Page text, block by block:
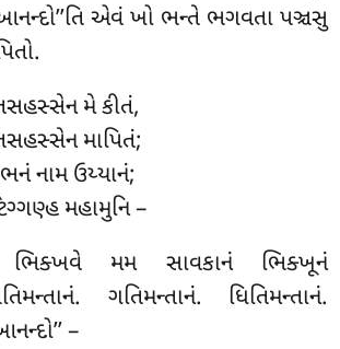
આનન્દો’’તિ એવં ખો ભન્તે ભગવતા પઞ્ચસુ
મે કીતં,
માપિતં;
નામ ઉય્યાનં;
મહામુનિ –
ભિક્ખવે મમ સાવકાનં ભિક્ખૂનં
ગતિમન્તાનં. ધિતિમન્તાનં.
–